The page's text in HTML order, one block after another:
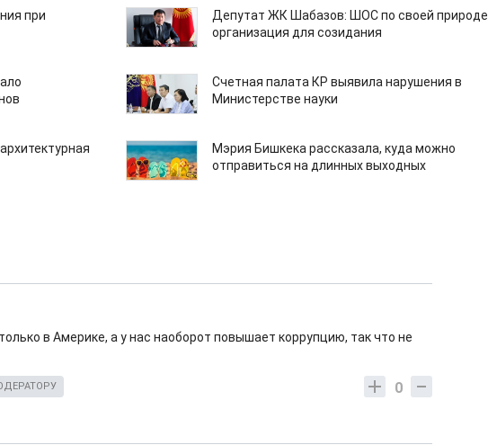
при
Депутат ЖК Шабазов: ШОС по своей природе
организация для созидания
Счетная палата КР выявила нарушения в
Министерстве науки
Мэрия Бишкека рассказала, куда можно
отправиться на длинных выходных
в Америке, а у нас наоборот повышает коррупцию, так что не
0